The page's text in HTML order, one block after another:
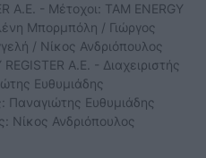
Α.Ε. - Μέτοχοι: TAM ENERGY
Μπορμπόλη / Γιώργος
/ Νίκος Ανδριόπουλος
Α.Ε. - Διαχειριστής
Ευθυμιάδης
Παναγιώτης Ευθυμιάδης
Νίκος Ανδριόπουλος